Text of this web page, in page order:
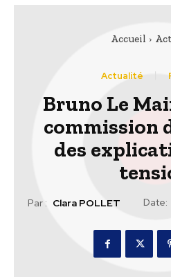
Accueil
Actualité
Bruno Le
commission
des
Par : Clara POLLET Date: